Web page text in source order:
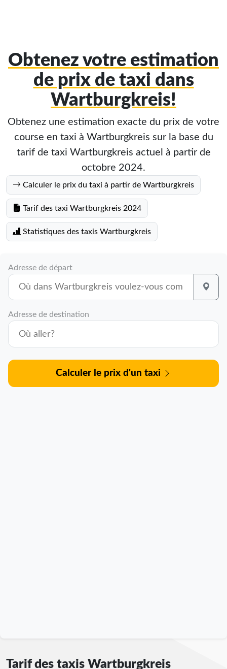
Obtenez votre estimation
de prix de taxi dans
Wartburgkreis!
Obtenez une estimation exacte du prix de votre
course en taxi à Wartburgkreis sur la base du
tarif de taxi Wartburgkreis actuel à partir de
octobre 2024.
Calculer le prix du taxi à partir de Wartburgkreis
Tarif des taxi Wartburgkreis 2024
Statistiques des taxis Wartburgkreis
Adresse de départ
Adresse de destination
Calculer le prix d'un taxi
Tarif des taxis Wartburgkreis